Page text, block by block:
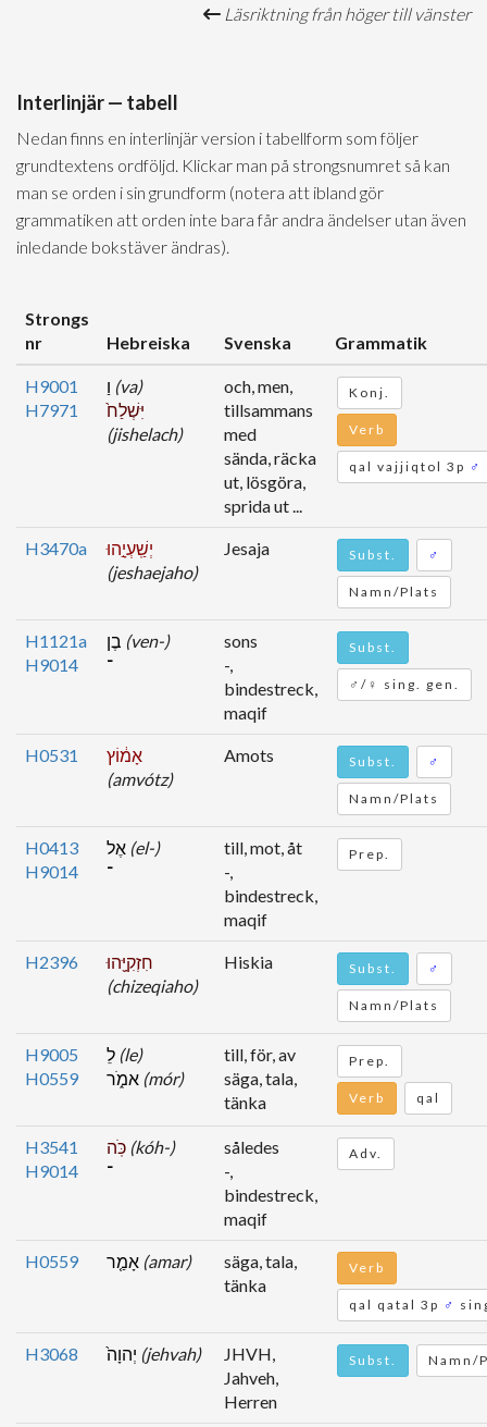
Läsriktning från höger till vänster
Interlinjär — tabell
Nedan finns en interlinjär version i tabellform som följer
grundtextens ordföljd. Klickar man på strongsnumret så kan
man se orden i sin grundform (notera att ibland gör
grammatiken att orden inte bara får andra ändelser utan även
inledande bokstäver ändras).
Strongs
nr
Hebreiska Svenska Grammatik
H9001
H7971
(va)
יִּשְׁלַח֙
(jishelach)
och, men,
tillsammans
med
sända, räcka
ut, lösgöra,
sprida ut ...
Konj.
Verb
qal vajjiqtol 3p ♂
H3470a
יְשַֽׁעְיָ֣הוּ
(jeshaejaho)
Jesaja Subst. ♂
Namn/Plats
H1121a
H9014
(ven-)
־
sons
-,
bindestreck,
maqif
Subst.
♂/♀ sing. gen.
H0531
אָמ֔וֹץ
(amvótz)
Amots Subst. ♂
Namn/Plats
H0413
H9014
(el-)
־
till, mot, åt
-,
bindestreck,
maqif
Prep.
H2396
חִזְקִיָּ֖הוּ
(chizeqiaho)
Hiskia Subst. ♂
Namn/Plats
H9005
H0559
(le)
(mór)
till, för, av
säga, tala,
tänka
Prep.
Verb qal
H3541
H9014
(kóh-)
־
således
-,
bindestreck,
maqif
Adv.
H0559 (amar)
säga, tala,
tänka
Verb
qal qatal 3p ♂
H3068 (jehvah)
JHVH,
Jahveh,
Herren
Subst. Namn/